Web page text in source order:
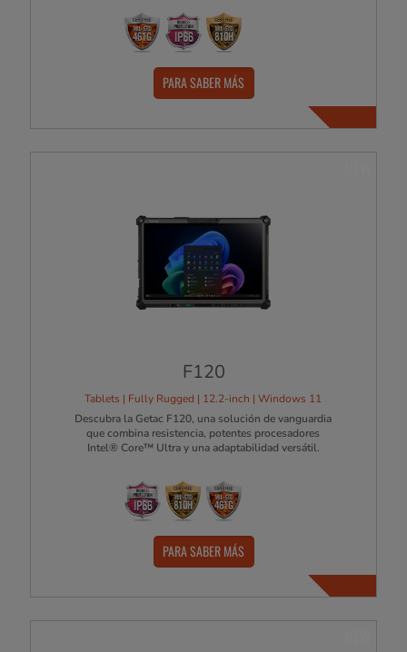
PARA SABER MÁS
F120
Tablets | Fully Rugged | 12.2-inch | Windows 11
Descubra la Getac F120, una solución de vanguardia
que combina resistencia, potentes procesadores
Intel® Core™ Ultra y una adaptabilidad versátil.
PARA SABER MÁS